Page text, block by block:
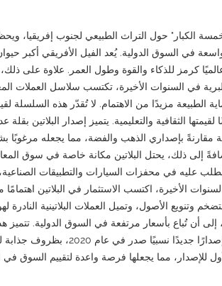
الكبار" حول التراث الطبيعي لجنوب إفريقيا،
في السوق الدولية. يُعد الفيل الأفريقي أكبر
كرمز للذكاء والقوة وطول العمر. علاوة على ذلك،
البرية في السنوات الأخيرة، تكتسب سلاسل العملات
الطبيعة مزيدًا من الاهتمام. لا تُقدّر هذه السلسلة
الثقافية والتعليمية. يتميز إصدار البلاتين بقلة
مقارنةً بإصداري الذهب والفضة، مما يجعله مرغوبًا
إلى ذلك، يحتل البلاتين مكانة خاصة في سوق
عليه في محفزات السيارات والتطبيقات
الأخيرة، اكتسب الاستثمار في البلاتين اهتمامًا
وتنويع الأصول، وتميل العملات البلاتينية النادرة
أن تُباع بأسعار مرتفعة في السوق الدولية. تتميز
على الرغم من كونها إصدارًا جديدًا نسبيًا صدر في